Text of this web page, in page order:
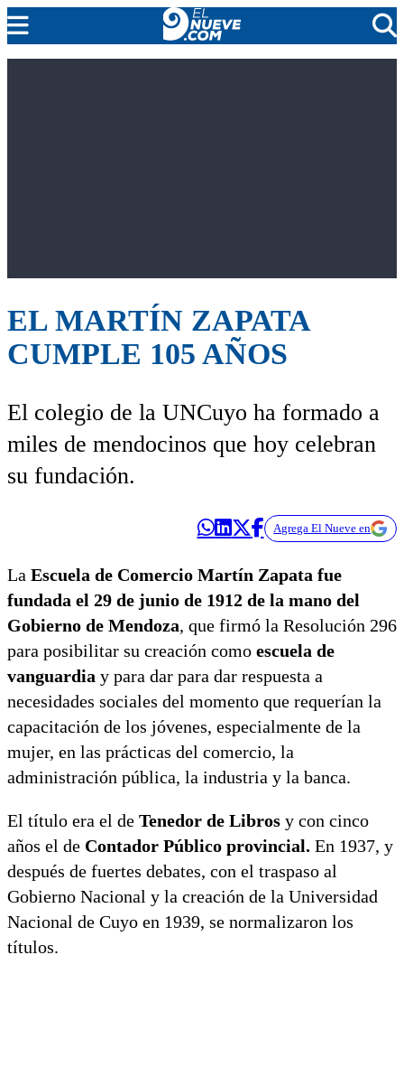
EL MARTÍN ZAPATA
CUMPLE 105 AÑOS
El colegio de la UNCuyo ha formado a
miles de mendocinos que hoy celebran
su fundación.
Agrega El Nueve en
La Escuela de Comercio Martín Zapata fue
fundada el 29 de junio de 1912 de la mano del
Gobierno de Mendoza, que firmó la Resolución 296
para posibilitar su creación como escuela de
vanguardia y para dar para dar respuesta a
necesidades sociales del momento que requerían la
capacitación de los jóvenes, especialmente de la
mujer, en las prácticas del comercio, la
administración pública, la industria y la banca.
El título era el de Tenedor de Libros y con cinco
años el de Contador Público provincial. En 1937, y
después de fuertes debates, con el traspaso al
Gobierno Nacional y la creación de la Universidad
Nacional de Cuyo en 1939, se normalizaron los
títulos.